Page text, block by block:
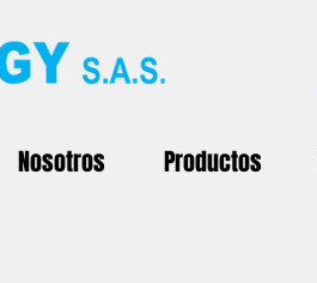
Nosotros Productos